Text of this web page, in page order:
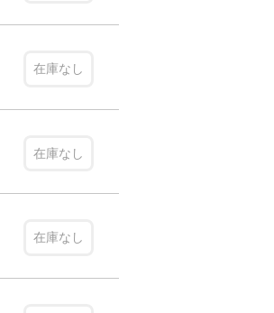
在庫なし
在庫なし
在庫なし